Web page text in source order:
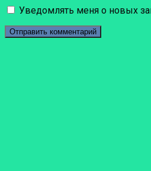
Уведомлять меня о новых